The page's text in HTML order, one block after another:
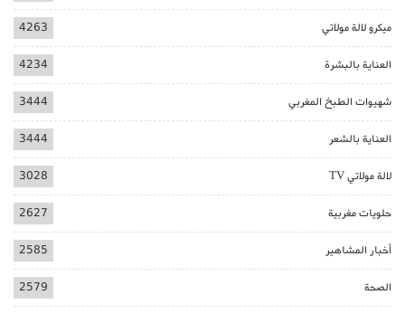
ميكرو لالة مولاتي 4263
العناية بالبشرة 4234
شهيوات الطبخ المغربي 3444
العناية بالشعر 3444
لالة مولاتي TV 3028
حلويات مغربية 2627
أخبار المشاهير 2585
الصحة 2579